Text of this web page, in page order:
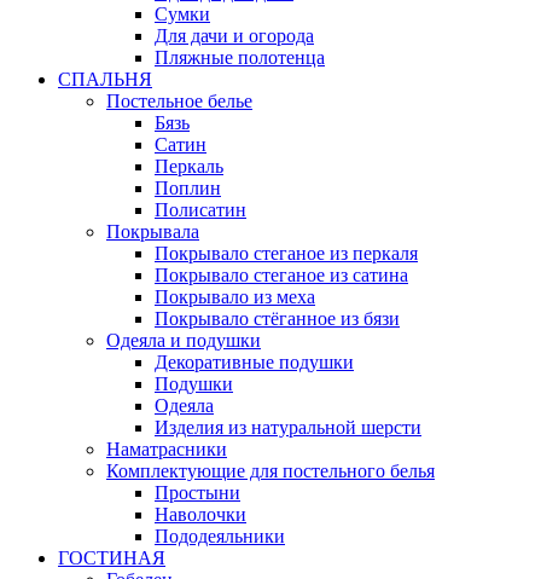
Сумки
Для дачи и огорода
Пляжные полотенца
СПАЛЬНЯ
Постельное белье
Бязь
Сатин
Перкаль
Поплин
Полисатин
Покрывала
Покрывало стеганое из перкаля
Покрывало стеганое из сатина
Покрывало из меха
Покрывало стёганное из бязи
Одеяла и подушки
Декоративные подушки
Подушки
Одеяла
Изделия из натуральной шерсти
Наматраcники
Комплектующие для постельного белья
Простыни
Наволочки
Пододеяльники
ГОСТИНАЯ